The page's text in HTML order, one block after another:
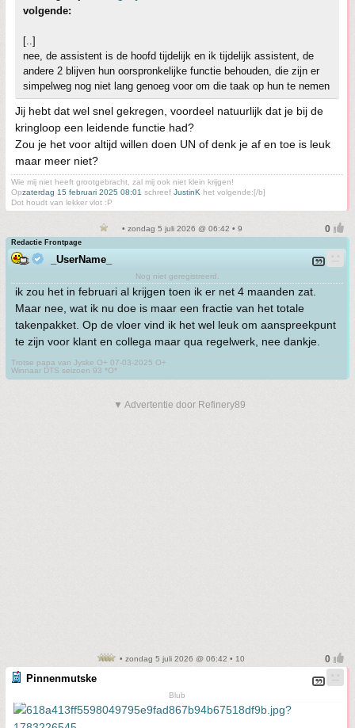
volgende:
[..]
nee, de assistent is de hoofd tijdelijk en ik tijdelijk assistent, de
andere 2 blijven hun oorspronkelijke functie behouden, die zijn er
simpelweg nog niet lang genoeg voor om die taak op hun te nemen
Jij hebt dat wel snel gekregen, voordeel natuurlijk dat je bij de
kringloop een leidende functie had?
Zou je het voor altijd willen doen UN of denk je af en toe is leuk
maar meer niet?
Wie mij niet heeft grootgebracht, zal mij ook niet klein krijgen!
Opzaterdag 15 februari 2025 08:01 schreef JustinK het volgende:[/b]
Dot houdt van lekker vlot :P
• zondag 5 juli 2026 @ 06:42 • 9
Redactie Frontpage
_UserName_
Nog niet geregistreerd.
ik zou het in februari al krijgen toen ik er net 4 maanden zat.
Maar nee, wat ik nu doe is maar een fractie van het totale
takenpakket. Op de vloer vind ik het wel leuk om aanspreekpunt
te zijn voor klant en collega maar qua regelwerk, nee dankje.
Trotse papa van Jyske O+ 07-03-2025 O+
Winnaar DTS seizoen 93 *O*
▼ Advertentie door Refinery89
• zondag 5 juli 2026 @ 06:42 • 10
Pinnenmutske
Blub